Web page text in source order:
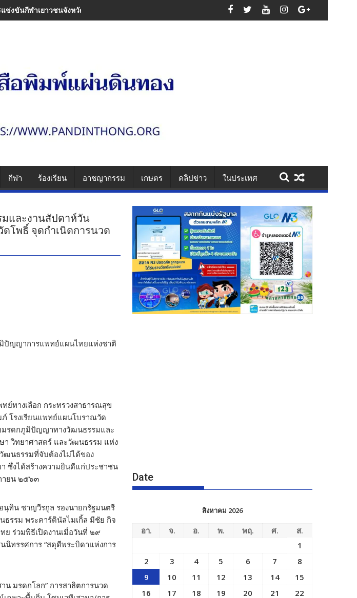
ข่งขันกีฬาเยาวชนจังหวัดชุมพร มุ่งส่งเสริมสุขภาพ-วินัย-น้ำใจนักกีฬา
กีฬา ร้องเรียน อาชญากรรม เกษตร คลิปข่าว ในประเทศ
และงานสัปดาห์วัน
โพธิ์ จุดกำเนิดการนวด
ปัญญาการแพทย์แผนไทยแห่งชาติ
ย์ทางเลือก กระทรวงสาธารณสุข
โรงเรียนแพทย์แผนโบราณวัด
มรดกภูมิปัญญาทางวัฒนธรรมและ
า วิทยาศาสตร์ และวัฒนธรรม แห่ง
ฒนธรรมที่จับต้องไม่ได้ของ
ซึ่งได้สร้างความยินดีแก่ประชาชน
ายน ๒๕๖๓
นุทิน ชาญวีรกูล รองนายกรัฐมนตรี
รรม พระคาร์ดินัลไมเกิ้ล มีชัย กิจ
ร่วมพิธีเปิดงานเมื่อวันที่ ๒๙
ทรรศการ “สดุดีพระบิดาแห่งการ
มรดกโลก” การสาธิตการนวด
Date
สิงหาคม 2026
อา. จ. อ. พ. พฤ. ศ.
ส.
1
2
3 4 5 6 7
8
9
10 11 12 13 14
15
16
17 18 19 20 21
22